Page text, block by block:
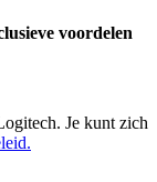
voordelen
Je kunt zich